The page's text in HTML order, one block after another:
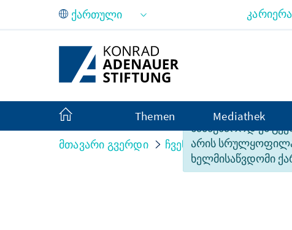
Skip to Main Content
სამწუხაროდ ეს
არის
ხელმისაწვდომი
კარიერა
Themen Mediathek
მთავარი გვერდი ჩვენს შესახებ